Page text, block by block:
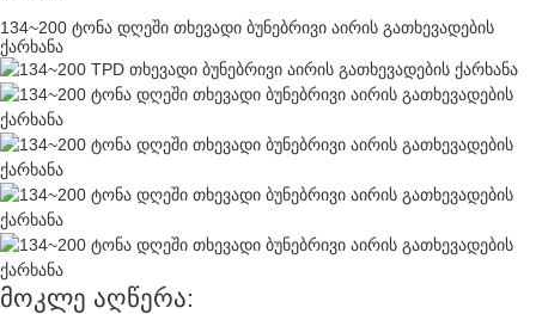
134~200 ტონა დღეში თხევადი ბუნებრივი აირის გათხევადების
ქარხანა
მოკლე აღწერა: